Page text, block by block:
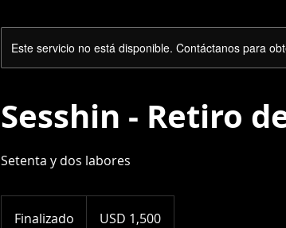
Este servicio no está disponible. Contáctanos para
Sesshin - Retiro
Setenta y dos labores
Finalizado
estadounidenses
USD 1,500